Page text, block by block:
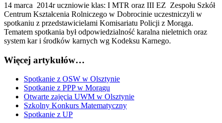
14 marca 2014r uczniowie klas: I MTR oraz III EZ Zespołu Szkół
Centrum Kształcenia Rolniczego w Dobrocinie uczestniczyli w
spotkaniu z przedstawicielami Komisariatu Policji z Morąga.
Tematem spotkania był odpowiedzialność karalna nieletnich oraz
system kar i środków karnych wg Kodeksu Karnego.
Więcej artykułów…
Spotkanie z OSW w Olsztynie
Spotkanie z PPP w Morągu
Otwarte zajęcia UWM w Olsztynie
Szkolny Konkurs Matematyczny
Spotkanie z UP